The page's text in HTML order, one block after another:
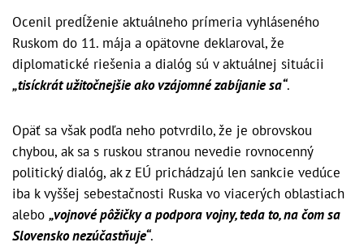
Ocenil predĺženie aktuálneho prímeria vyhláseného
Ruskom do 11. mája a opätovne deklaroval, že
diplomatické riešenia a dialóg sú v aktuálnej situácii
„tisíckrát užitočnejšie ako vzájomné zabíjanie sa“.
Opäť sa však podľa neho potvrdilo, že je obrovskou
chybou, ak sa s ruskou stranou nevedie rovnocenný
politický dialóg, ak z EÚ prichádzajú len sankcie vedúce
iba k vyššej sebestačnosti Ruska vo viacerých oblastiach
alebo „vojnové pôžičky a podpora vojny, teda to, na čom sa
Slovensko nezúčastňuje“.